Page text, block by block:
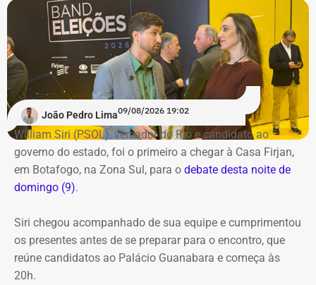
João Pedro Lima09/08/2026 19:02
William Siri (PSOL), vereador do Rio e candidato ao
governo do estado, foi o primeiro a chegar à Casa Firjan,
em Botafogo, na Zona Sul, para o debate desta noite de
domingo (9).
Siri chegou acompanhado de sua equipe e cumprimentou
os presentes antes de se preparar para o encontro, que
reúne candidatos ao Palácio Guanabara e começa às
20h.